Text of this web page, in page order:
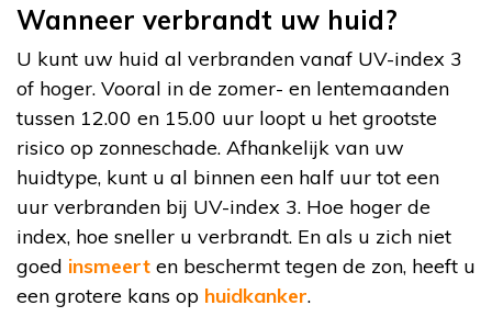
Wanneer verbrandt uw huid?
U kunt uw huid al verbranden vanaf UV-index 3
of hoger. Vooral in de zomer- en lentemaanden
tussen 12.00 en 15.00 uur loopt u het grootste
risico op zonneschade. Afhankelijk van uw
huidtype, kunt u al binnen een half uur tot een
uur verbranden bij UV-index 3. Hoe hoger de
index, hoe sneller u verbrandt. En als u zich niet
goed insmeert en beschermt tegen de zon, heeft u
een grotere kans op huidkanker.